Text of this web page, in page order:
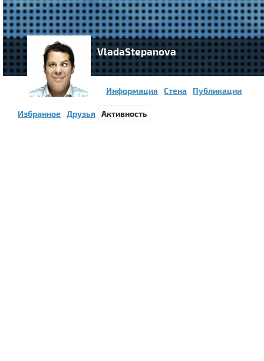
VladaStepanova
Информация Стена Публикации
Избранное Друзья Активность